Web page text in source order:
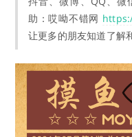
助：哎呦不错网
让更多的朋友知道了解